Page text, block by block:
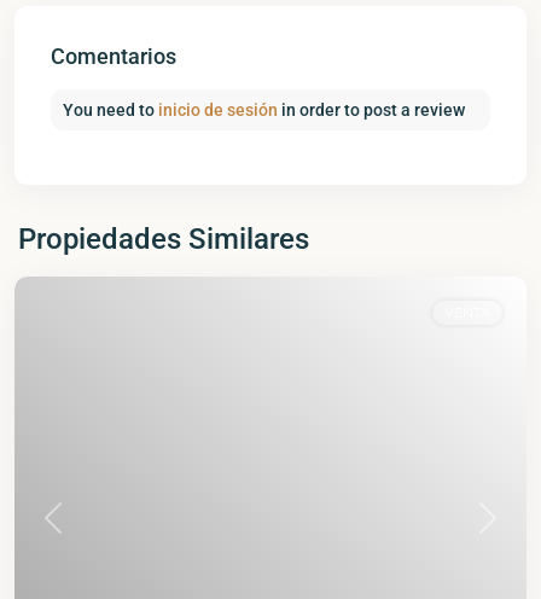
Comentarios
You need to inicio de sesión in order to post a review
Propiedades Similares
Anterior